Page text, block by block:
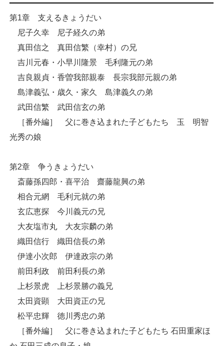
第1章 支えるきょうだい
尼子久幸 尼子経久の弟
真田信之 真田信繁（幸村）の兄
吉川元春・小早川隆景 毛利隆元の弟
吉良親貞・香曽我部親泰 長宗我部元親の弟
島津義弘・歳久・家久 島津義久の弟
武田信繁 武田信玄の弟
［番外編］ 父に巻き込まれた子どもたち 玉 明智
光秀の娘
第2章 争うきょうだい
斎藤孫四郎・喜平治 齋藤龍興の弟
相合元網 毛利元就の弟
玄広恵探 今川義元の兄
大友塩市丸 大友宗麟の弟
織田信行 織田信長の弟
伊達小次郎 伊達政宗の弟
前田利政 前田利長の弟
上杉景虎 上杉景勝の義兄
太田資顕 大田資正の兄
松平忠輝 徳川秀忠の弟
［番外編］ 父に巻き込まれた子どもたち 石田重家ほ